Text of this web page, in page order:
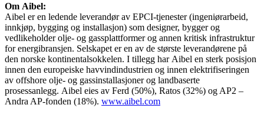
Om Aibel:
Aibel er en ledende leverandør av EPCI-tjenester (ingeniørarbeid,
innkjøp, bygging og installasjon) som designer, bygger og
vedlikeholder olje- og gassplattformer og annen kritisk infrastruktur
for energibransjen. Selskapet er en av de største leverandørene på
den norske kontinentalsokkelen. I tillegg har Aibel en sterk posisjon
innen den europeiske havvindindustrien og innen elektrifiseringen
av offshore olje- og gassinstallasjoner og landbaserte
prosessanlegg. Aibel eies av Ferd (50%), Ratos (32%) og AP2 –
Andra AP-fonden (18%). www.aibel.com